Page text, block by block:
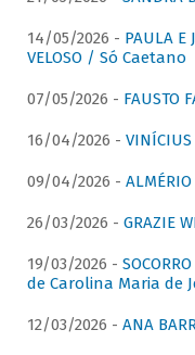
14/05/2026 - PAULA E
VELOSO / Só Caetano
07/05/2026 - FAUSTO
16/04/2026 -
09/04/2026 -
26/03/2026 - GRAZIE
19/03/2026 -
de Carolina Maria de
12/03/2026 - ANA